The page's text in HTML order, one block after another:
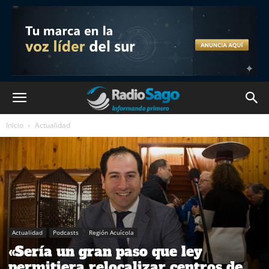
Inicio Actualidad
Actualidad Podcasts Región Acuícola
«Sería un gran paso que ley